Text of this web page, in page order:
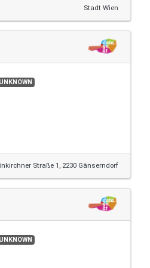
Stadt Wien
UNKNOWN
Straße 1, 2230 Gänserndorf
UNKNOWN